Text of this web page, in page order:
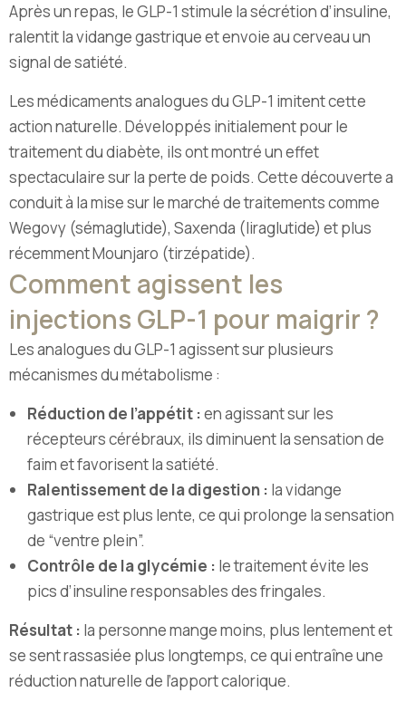
Après un repas, le GLP-1 stimule la sécrétion d’insuline,
ralentit la vidange gastrique et envoie au cerveau un
signal de satiété.
Les médicaments analogues du GLP-1 imitent cette
action naturelle. Développés initialement pour le
traitement du diabète, ils ont montré un effet
spectaculaire sur la perte de poids. Cette découverte a
conduit à la mise sur le marché de traitements comme
Wegovy (sémaglutide), Saxenda (liraglutide) et plus
récemment Mounjaro (tirzépatide).
Comment agissent les
injections GLP-1 pour maigrir ?
Les analogues du GLP-1 agissent sur plusieurs
mécanismes du métabolisme :
Réduction de l’appétit :en agissant sur les
récepteurs cérébraux, ils diminuent la sensation de
faim et favorisent la satiété.
Ralentissement de la digestion : la vidange
gastrique est plus lente, ce qui prolonge la sensation
de “ventre plein”.
Contrôle de la glycémie : le traitement évite les
pics d’insuline responsables des fringales.
Résultat : la personne mange moins, plus lentement et
se sent rassasiée plus longtemps, ce qui entraîne une
réduction naturelle de l’apport calorique.